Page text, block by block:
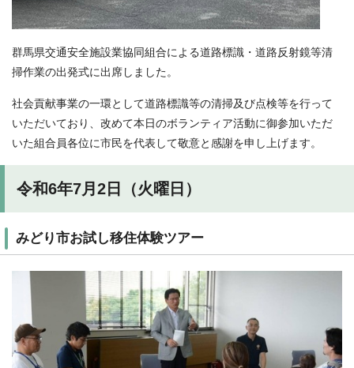
群馬県交通安全施設業協同組合による道路標識・道路反射鏡等清
掃作業の出発式に出席しました。
社会貢献事業の一環として道路標識等の清掃及び点検等を行って
いただいており、改めて本日のボランティア活動に御参加いただ
いた組合員各位に市民を代表して敬意と感謝を申し上げます。
令和6年7月2日（火曜日）
みどり市お試し移住体験ツアー